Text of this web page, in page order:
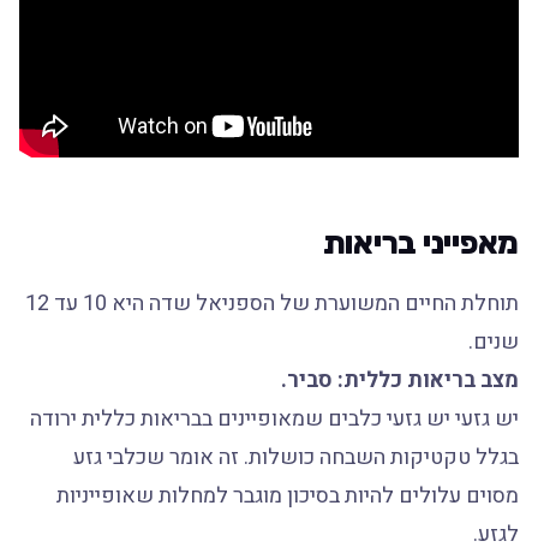
מאפייני בריאות
תוחלת החיים המשוערת של הספניאל שדה היא 10 עד 12
שנים.
מצב בריאות כללית: סביר.
יש גזעי יש גזעי כלבים שמאופיינים בבריאות כללית ירודה
בגלל טקטיקות השבחה כושלות. זה אומר שכלבי גזע
מסוים עלולים להיות בסיכון מוגבר למחלות שאופייניות
לגזע.